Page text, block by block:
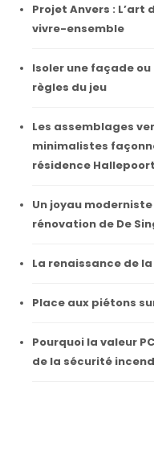
Projet Anvers :
vivre-ensemble
Isoler une façade
règles du jeu
Les assemblages
minimalistes
résidence Hallepoort
Un joyau
rénovation de De
La renaissance de
Place aux piétons
Pourquoi la valeur
de la sécurité